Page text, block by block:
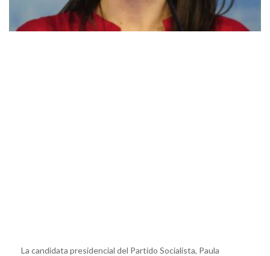
La candidata presidencial del Partido Socialista, Paula